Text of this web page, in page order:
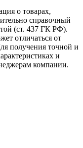
о товарах,
справочный
(ст. 437 ГК РФ).
отличаться от
получения точной и
и
компании.